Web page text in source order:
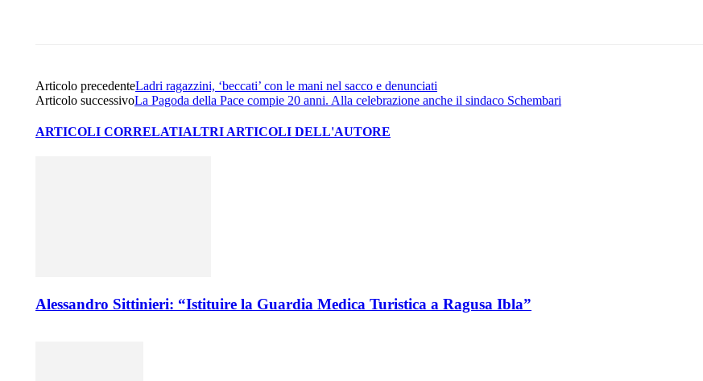
Articolo precedenteLadri ragazzini, ‘beccati’ con le mani nel sacco e denunciati
Articolo successivoLa Pagoda della Pace compie 20 anni. Alla celebrazione anche il sindaco Schembari
ARTICOLI CORRELATIALTRI ARTICOLI DELL'AUTORE
Alessandro Sittinieri: “Istituire la Guardia Medica Turistica a Ragusa Ibla”